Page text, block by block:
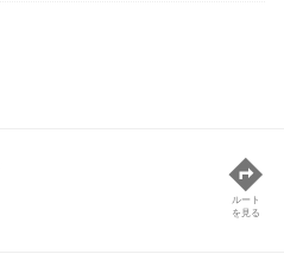
ルート
を見る